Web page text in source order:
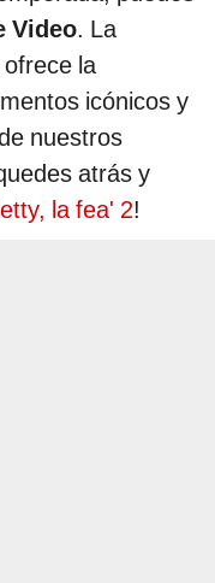
Video. La
la
icónicos y
nuestros
atrás y
la fea' 2!